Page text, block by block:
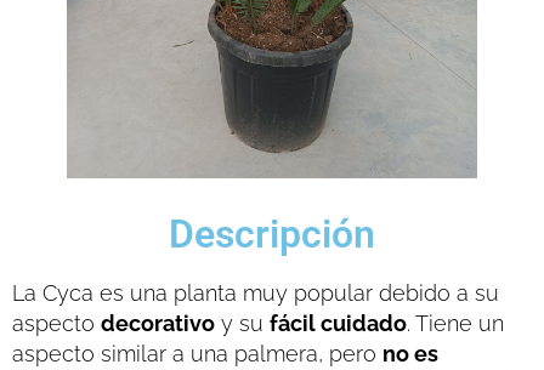
Descripción
La Cyca es una planta muy popular debido a su
aspecto decorativo y su fácil cuidado. Tiene un
aspecto similar a una palmera, pero no es